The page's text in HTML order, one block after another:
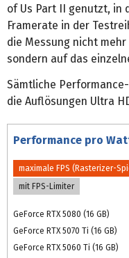
of Us Part II genutzt, in
Framerate in der
die Messung nicht
sondern auf das
Sämtliche
die Auflösungen Ultra
Performance pro
maximale FPS (Rasterizer-
mit FPS-Limiter
GeForce RTX 5080 (16 GB)
GeForce RTX 5070 Ti (16 GB)
GeForce RTX 5060 Ti (16 GB)